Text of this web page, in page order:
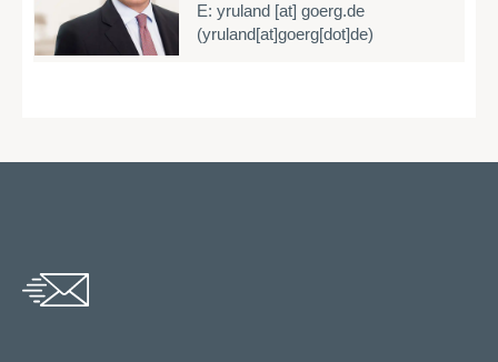
E: yruland [at] goerg.de
(yruland[at]goerg[dot]de)